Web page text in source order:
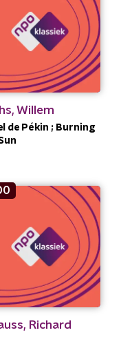
Willem
de Pékin ; Burning
Richard